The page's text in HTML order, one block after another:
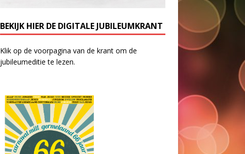
BEKIJK HIER DE DIGITALE JUBILEUMKRANT
Klik op de voorpagina van de krant om de
jubileumeditie te lezen.